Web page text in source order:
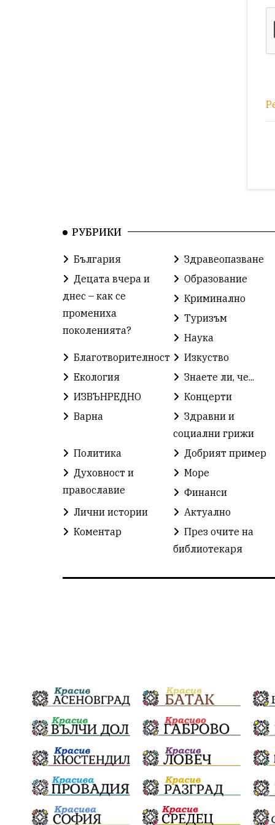
РУБРИКИ
България
Здравеопазване
Децата вчера и
днес – как се
промениха
поколенията?
Образование
Криминално
Туризъм
Наука
Благотворителност
Изкуство
Екология
Знаете ли, че...
ИЗВЪНРЕДНО
Концерти
Варна
Здравни и
социални грижи
Политика
Добрият пример
Духовност и
православие
Море
Финанси
Лични истории
Актуално
Коментар
През очите на
библиотекаря